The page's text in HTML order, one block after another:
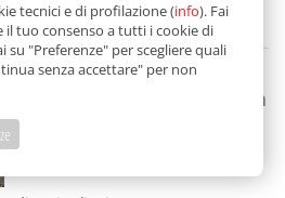
diAurelio Sanguinetti
STORIA E TRADIZIONI
A Porticello non l'hai notata ma ha
una bella storia: chi visse nella
tecnici e di profilazione (info). Fai
il tuo consenso a tutti i cookie di
"Preferenze" per scegliere quali
senza accettare" per non